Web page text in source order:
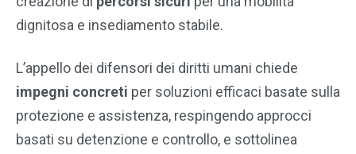
dignitosa e insediamento stabile.
L’appello dei difensori dei diritti umani chiede
impegni concreti per soluzioni efficaci basate sulla
protezione e assistenza, respingendo approcci
basati su detenzione e controllo, e sottolinea